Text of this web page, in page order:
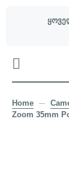
Home
Zoom 35mm